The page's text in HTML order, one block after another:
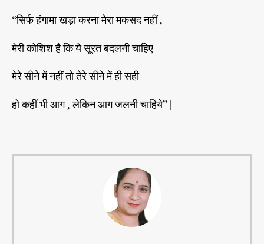
“सिर्फ हंगामा खड़ा करना मेरा मकसद नहीं ,
मेरी कोशिश है कि ये सूरत बदलनी चाहिए
मेरे सीने में नहीं तो तेरे सीने में ही सही
हो कहीं भी आग , लेकिन आग जलनी चाहिये”|